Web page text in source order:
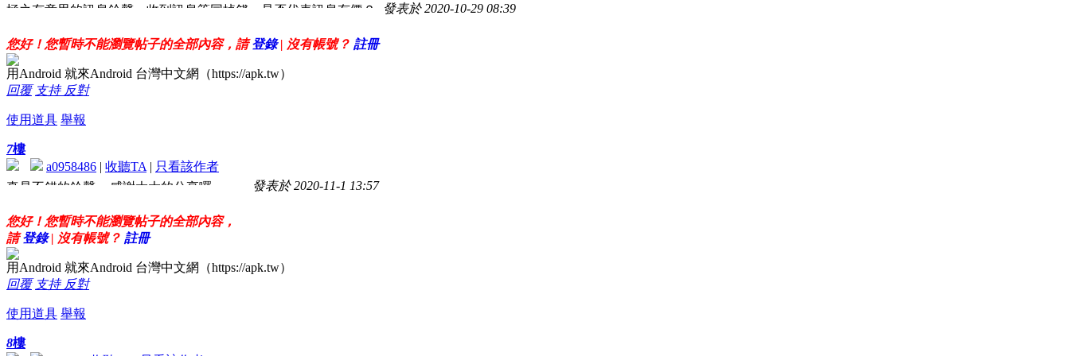
發表於 2020-10-29 08:39
極之有意思的訊息鈴聲，收到訊息等同掉錢，是否代表訊息有價？
您好！您暫時不能瀏覽帖子的全部內容，請登錄 | 沒有帳號？ 註冊
用Android 就來Android 台灣中文網（https://apk.tw）
回覆 支持 反對
使用道具 舉報
7樓
a0958486 | 收聽TA | 只看該作者
發表於 2020-11-1 13:57
真是不錯的鈴聲~~感謝大大的分享囉
您好！您暫時不能瀏覽帖子的全部內容，
請登錄 | 沒有帳號？ 註冊
用Android 就來Android 台灣中文網（https://apk.tw）
回覆 支持 反對
使用道具 舉報
8樓